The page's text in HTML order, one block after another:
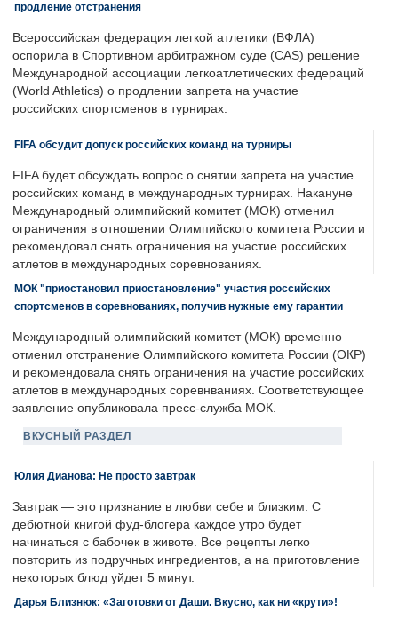
продление отстранения
Всероссийская федерация легкой атлетики (ВФЛА)
оспорила в Спортивном арбитражном суде (CAS) решение
Международной ассоциации легкоатлетических федераций
(World Athletics) о продлении запрета на участие
российских спортсменов в турнирах.
FIFA обсудит допуск российских команд на турниры
FIFA будет обсуждать вопрос о снятии запрета на участие
российских команд в международных турнирах. Накануне
Международный олимпийский комитет (МОК) отменил
ограничения в отношении Олимпийского комитета России и
рекомендовал снять ограничения на участие российских
атлетов в международных соревнованиях.
МОК "приостановил приостановление" участия российских
спортсменов в соревнованиях, получив нужные ему гарантии
Международный олимпийский комитет (МОК) временно
отменил отстранение Олимпийского комитета России (ОКР)
и рекомендовала снять ограничения на участие российских
атлетов в международных соревнваниях. Соответствующее
заявление опубликовала пресс-служба МОК.
ВКУСНЫЙ РАЗДЕЛ
Юлия Дианова: Не просто завтрак
Завтрак — это признание в любви себе и близким. С
дебютной книгой фуд-блогера каждое утро будет
начинаться с бабочек в животе. Все рецепты легко
повторить из подручных ингредиентов, а на приготовление
некоторых блюд уйдет 5 минут.
Дарья Близнюк: «Заготовки от Даши. Вкусно, как ни «крути»!